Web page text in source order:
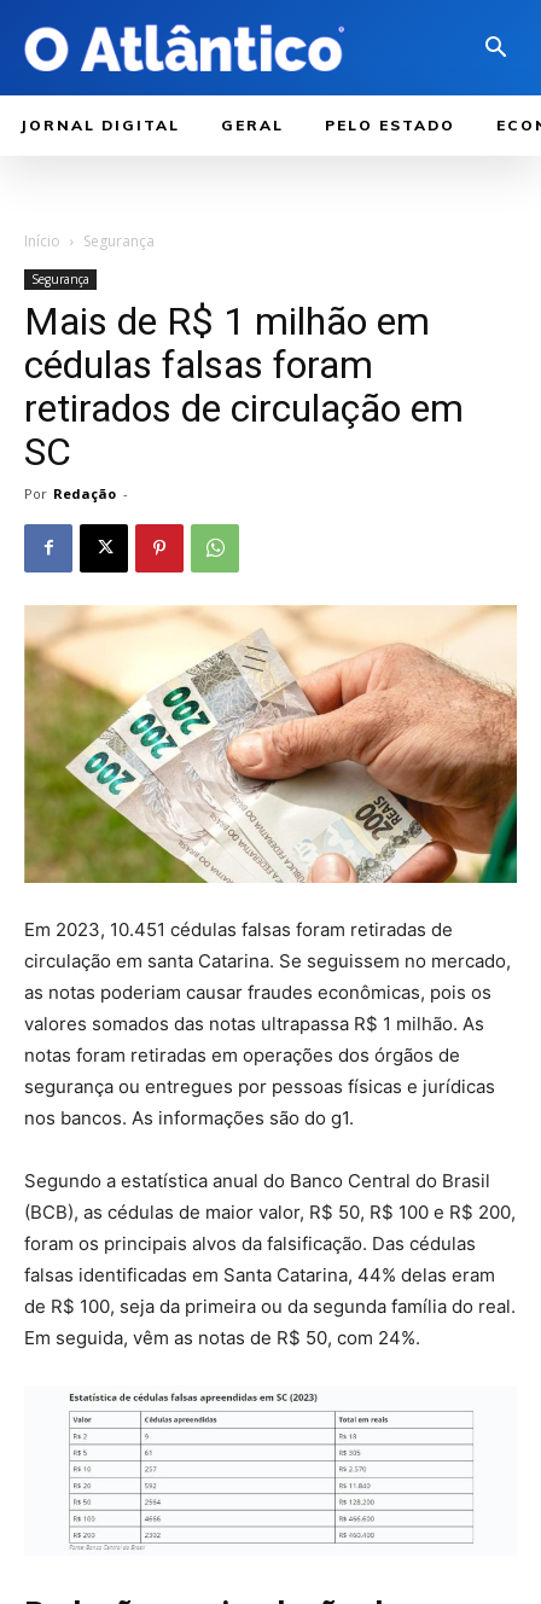
JORNAL DIGITAL GERAL PELO ESTADO
Início Segurança
Segurança
Mais de R$ 1 milhão em
cédulas falsas foram
retirados de circulação em
SC
Por Redação -
Em 2023, 10.451 cédulas falsas foram retiradas de
circulação em santa Catarina. Se seguissem no mercado,
as notas poderiam causar fraudes econômicas, pois os
valores somados das notas ultrapassa R$ 1 milhão. As
notas foram retiradas em operações dos órgãos de
segurança ou entregues por pessoas físicas e jurídicas
nos bancos. As informações são do g1.
Segundo a estatística anual do Banco Central do Brasil
(BCB), as cédulas de maior valor, R$ 50, R$ 100 e R$ 200,
foram os principais alvos da falsificação. Das cédulas
falsas identificadas em Santa Catarina, 44% delas eram
de R$ 100, seja da primeira ou da segunda família do real.
Em seguida, vêm as notas de R$ 50, com 24%.